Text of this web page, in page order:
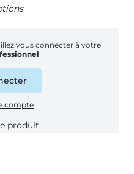
vous connecter à votre
compte
produit